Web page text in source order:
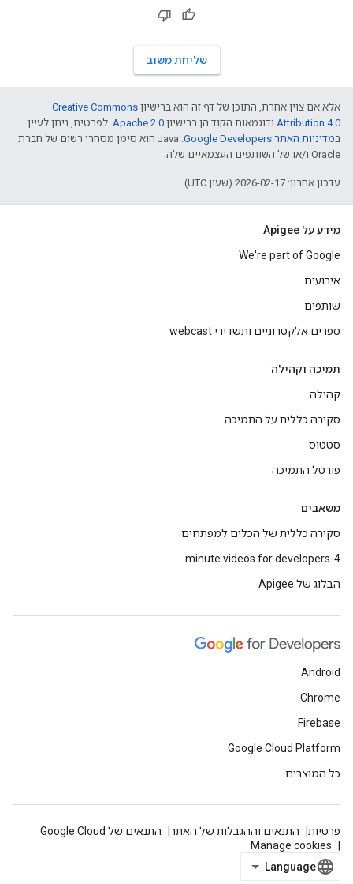
שליחת משוב
אלא אם צוין אחרת, התוכן של דף זה הוא ברישיון Creative Commons
Attribution 4.0 ודוגמאות הקוד הן ברישיון Apache 2.0. לפרטים, ניתן לעיין
במדיניות האתר Google Developers‏
.‏ Java הוא סימן מסחרי רשום של חברת
Oracle ו/או של השותפים העצמאיים שלה.
עדכון אחרון: 2026-02-17 (שעון UTC).
מידע על Apigee
We're part of Google
אירועים
שותפים
ספרים אלקטרוניים ותשדירי webcast
תמיכה וקהילה
קהילה
סקירה כללית על התמיכה
סטטוס
פורטל התמיכה
משאבים
סקירה כללית של הכלים למפתחים
4-minute videos for developers
הבלוג של Apigee
Android
Chrome
Firebase
Google Cloud Platform
כל המוצרים
פרטיות התנאים וההגבלות של האתר
התנאים של Google Cloud
Manage cookies